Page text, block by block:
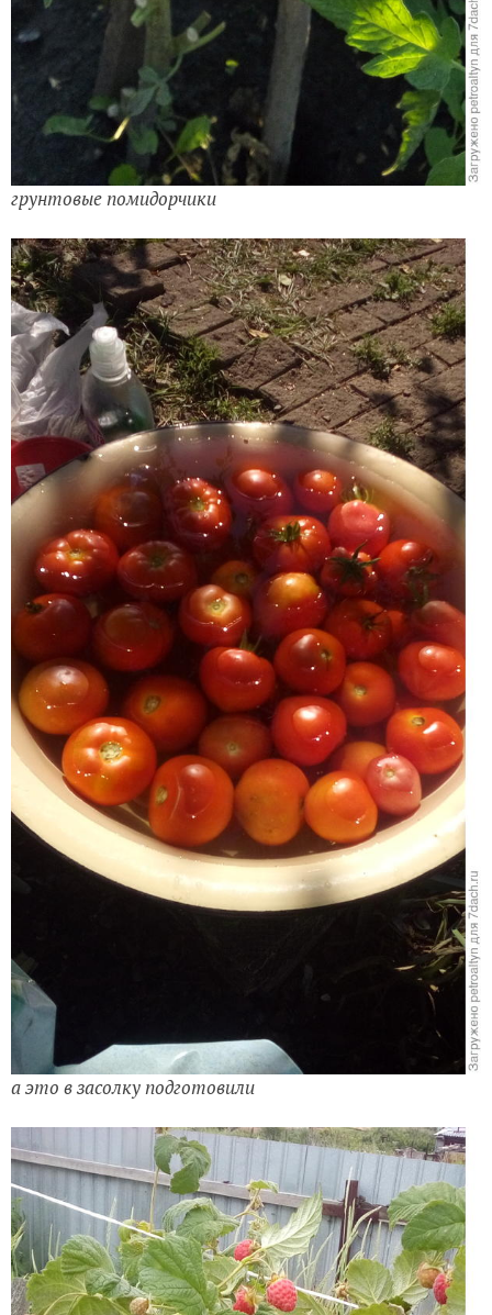
грунтовые помидорчики
а это в засолку подготовили